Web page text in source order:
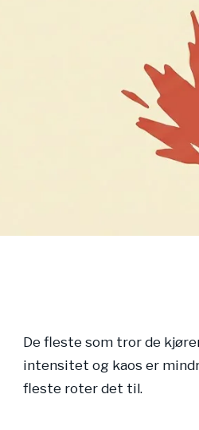
De fleste som tror de
intensitet og kaos er
fleste roter det til.